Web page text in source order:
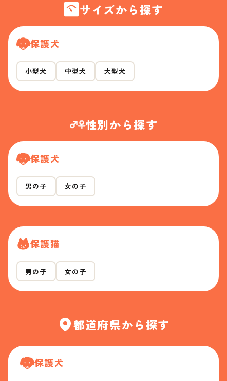
サイズから探す
保護犬
小型犬 中型犬 大型犬
性別から探す
保護犬
男の子 女の子
保護猫
男の子 女の子
都道府県から探す
保護犬